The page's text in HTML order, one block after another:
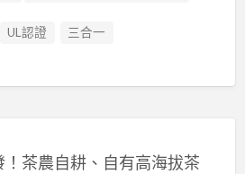
UL認證 三合一
茶農自耕、自有高海拔茶